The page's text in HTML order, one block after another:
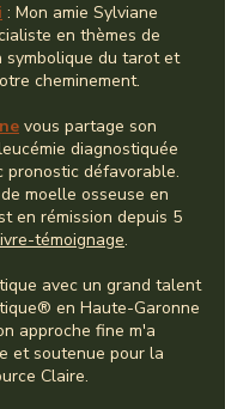
: Mon amie Sylviane
en thèmes de
symbolique du tarot et
cheminement.
vous partage son
diagnostiquée
pronostic défavorable.
moelle osseuse en
en rémission depuis 5
témoignage.
avec un grand talent
en Haute-Garonne
approche fine m'a
et soutenue pour la
Claire.